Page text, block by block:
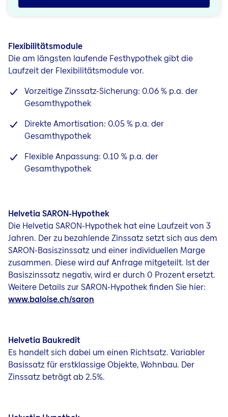
Flexibilitätsmodule
Die am längsten laufende Festhypothek gibt die
Laufzeit der Flexibilitätsmodule vor.
Vorzeitige Zinssatz-Sicherung: 0.06 % p.a. der
Gesamthypothek
Direkte Amortisation: 0.05 % p.a. der
Gesamthypothek
Flexible Anpassung: 0.10 % p.a. der
Gesamthypothek
Helvetia SARON-Hypothek
Die Helvetia SARON-Hypothek hat eine Laufzeit von 3
Jahren. Der zu bezahlende Zinssatz setzt sich aus dem
SARON-Basiszinssatz und einer individuellen Marge
zusammen. Diese wird auf Anfrage mitgeteilt. Ist der
Basiszinssatz negativ, wird er durch 0 Prozent ersetzt.
Weitere Details zur SARON-Hypothek finden Sie hier:
www.baloise.ch/saron
Helvetia Baukredit
Es handelt sich dabei um einen Richtsatz. Variabler
Basissatz für erstklassige Objekte, Wohnbau. Der
Zinssatz beträgt ab 2.5%.